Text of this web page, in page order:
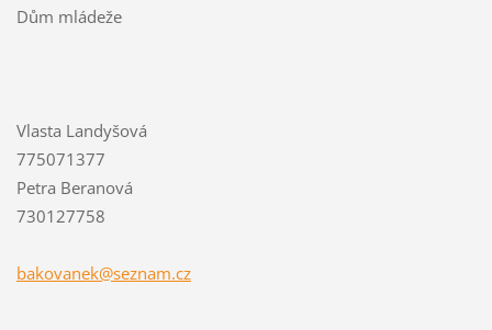
Dům mládeže
Vlasta Landyšová
775071377
Petra Beranová
730127758
bakovanek@seznam.cz